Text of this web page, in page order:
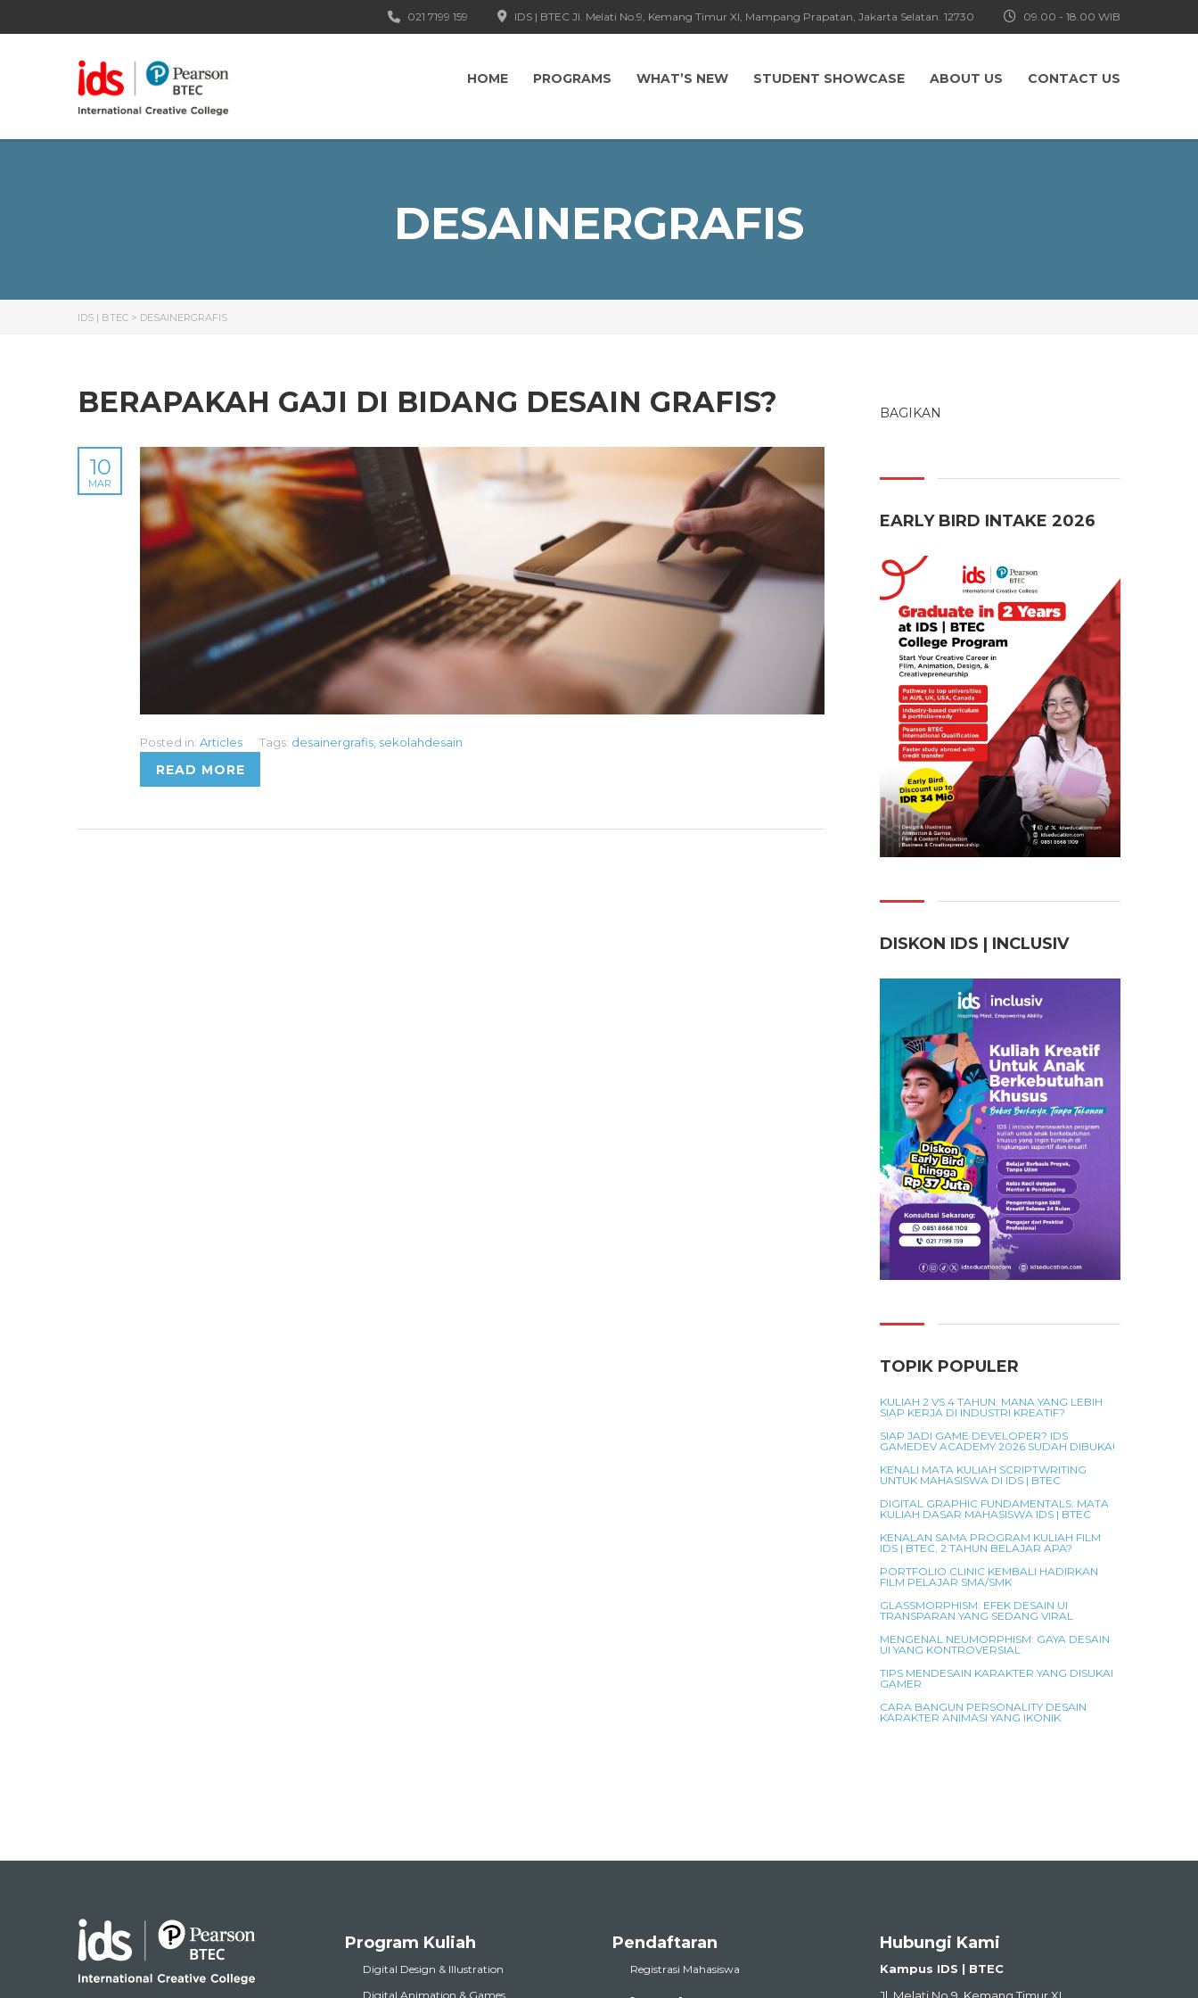
09.00 - 18.00 WIB
IDS | BTEC Jl. Melati No.9, Kemang Timur XI, Mampang Prapatan, Jakarta Selatan. 12730
021 7199 159
HOME PROGRAMS WHAT’S NEW STUDENT SHOWCASE ABOUT US CONTACT US
DESAINERGRAFIS
IDS | BTEC > DESAINERGRAFIS
BERAPAKAH GAJI DI BIDANG DESAIN GRAFIS?
10
MAR
Posted in: Articles Tags: desainergrafis sekolahdesain
READ MORE
BAGIKAN
EARLY BIRD INTAKE 2026
DISKON IDS | INCLUSIV
TOPIK POPULER
KULIAH 2 VS 4 TAHUN: MANA YANG LEBIH
SIAP KERJA DI INDUSTRI KREATIF?
SIAP JADI GAME DEVELOPER? IDS
GAMEDEV ACADEMY 2026 SUDAH DIBUKA!
KENALI MATA KULIAH SCRIPTWRITING
UNTUK MAHASISWA DI IDS | BTEC
DIGITAL GRAPHIC FUNDAMENTALS: MATA
KULIAH DASAR MAHASISWA IDS | BTEC
KENALAN SAMA PROGRAM KULIAH FILM
IDS | BTEC, 2 TAHUN BELAJAR APA?
PORTFOLIO CLINIC KEMBALI HADIRKAN
FILM PELAJAR SMA/SMK
GLASSMORPHISM: EFEK DESAIN UI
TRANSPARAN YANG SEDANG VIRAL
MENGENAL NEUMORPHISM: GAYA DESAIN
UI YANG KONTROVERSIAL
TIPS MENDESAIN KARAKTER YANG DISUKAI
GAMER
CARA BANGUN PERSONALITY DESAIN
KARAKTER ANIMASI YANG IKONIK
Program Kuliah
Digital Design & Illustration
Digital Animation & Games
Pendaftaran
Registrasi Mahasiswa
Hubungi Kami
Kampus IDS | BTEC
Jl. Melati No.9, Kemang Timur XI,